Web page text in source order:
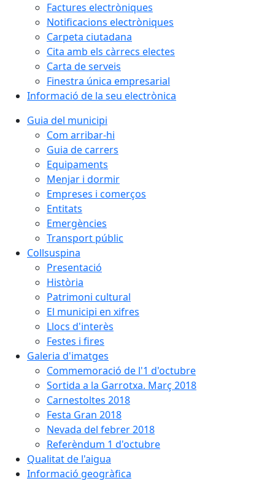
Factures electròniques
Notificacions electròniques
Carpeta ciutadana
Cita amb els càrrecs electes
Carta de serveis
Finestra única empresarial
Informació de la seu electrònica
Guia del municipi
Com arribar-hi
Guia de carrers
Equipaments
Menjar i dormir
Empreses i comerços
Entitats
Emergències
Transport públic
Collsuspina
Presentació
Història
Patrimoni cultural
El municipi en xifres
Llocs d'interès
Festes i fires
Galeria d'imatges
Commemoració de l'1 d'octubre
Sortida a la Garrotxa. Març 2018
Carnestoltes 2018
Festa Gran 2018
Nevada del febrer 2018
Referèndum 1 d'octubre
Qualitat de l'aigua
Informació geogràfica